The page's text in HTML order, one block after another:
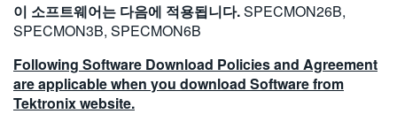
이 소프트웨어는 다음에 적용됩니다.SPECMON26B,
SPECMON3B, SPECMON6B
Following Software Download Policies and Agreement
are applicable when you download Software from
Tektronix website.